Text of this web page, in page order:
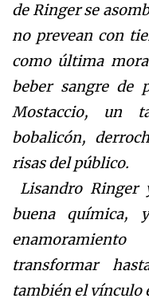
de Ringer se
no prevean con
como última
beber sangre de
Mostaccio, un
bobalicón,
risas del público.
Lisandro Ringer
buena química,
transformar
también el vínculo